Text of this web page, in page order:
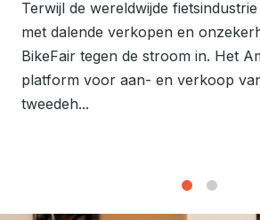
Terwijl de wereldwijde
met dalende verkopen en
BikeFair tegen de stroom in. Het
platform voor aan- en verkoop
tweedeh...